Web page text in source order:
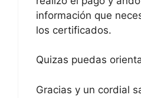
información que
los certificados.
Quizas puedas
Gracias y un cordial